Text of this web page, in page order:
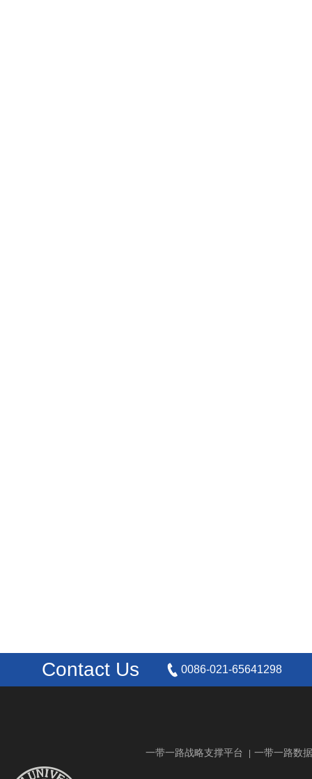
Contact Us 0086-021-65641298
一带一路战略支撑平台 一带一路数